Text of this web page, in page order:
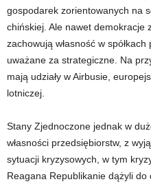
gospodarek zorientowanych na
chińskiej. Ale nawet demokracje
zachowują własność w
uważane za strategiczne. Na
mają udziały w Airbusie,
lotniczej.
Stany Zjednoczone jednak w
własności przedsiębiorstw, z
sytuacji kryzysowych, w tym
Reagana Republikanie dążyli do